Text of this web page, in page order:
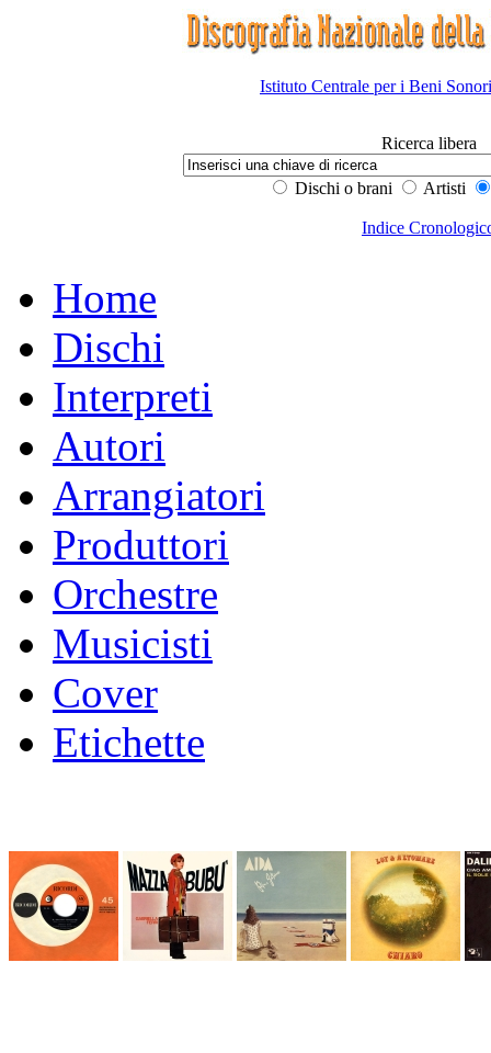
Istituto Centrale per i Beni
Ricerca libera
Dischi o brani Artisti
Indice
Home
Dischi
Interpreti
Autori
Arrangiatori
Produttori
Orchestre
Musicisti
Cover
Etichette